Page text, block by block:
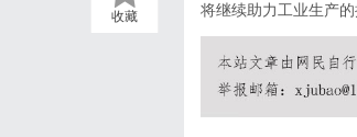
收藏
将继续助力工业生产